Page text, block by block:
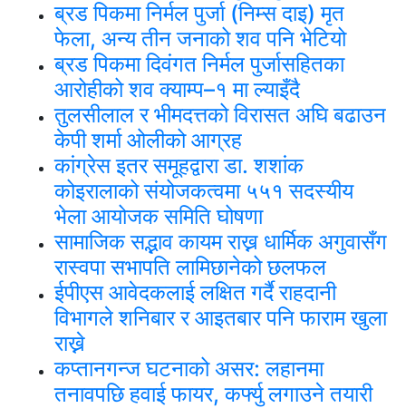
ब्रड पिकमा निर्मल पुर्जा (निम्स दाइ) मृत
फेला, अन्य तीन जनाको शव पनि भेटियो
ब्रड पिकमा दिवंगत निर्मल पुर्जासहितका
आरोहीको शव क्याम्प–१ मा ल्याइँदै
तुलसीलाल र भीमदत्तको विरासत अघि बढाउन
केपी शर्मा ओलीको आग्रह
कांग्रेस इतर समूहद्वारा डा. शशांक
कोइरालाको संयोजकत्वमा ५५१ सदस्यीय
भेला आयोजक समिति घोषणा
सामाजिक सद्भाव कायम राख्न धार्मिक अगुवासँग
रास्वपा सभापति लामिछानेको छलफल
ईपीएस आवेदकलाई लक्षित गर्दै राहदानी
विभागले शनिबार र आइतबार पनि फाराम खुला
राख्ने
कप्तानगन्ज घटनाको असर: लहानमा
तनावपछि हवाई फायर, कर्फ्यु लगाउने तयारी